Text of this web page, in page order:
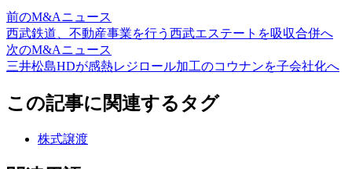
前のM&Aニュース
西武鉄道、不動産事業を行う西武エステートを吸収合併へ
次のM&Aニュース
三井松島HDが感熱レジロール加工のコウナンを子会社化へ
この記事に関連するタグ
株式譲渡